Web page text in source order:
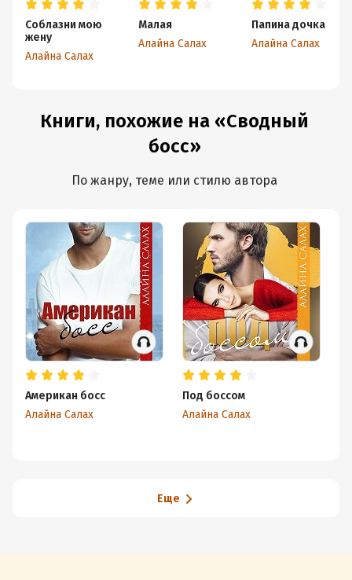
Соблазни мою
жену
Алайна Салах
Малая
Алайна Салах
Папина дочка
Алайна Салах
Книги, похожие на «Сводный
босс»
По жанру, теме или стилю автора
Американ босс
Алайна Салах
Под боссом
Алайна Салах
Еще